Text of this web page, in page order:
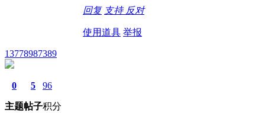
回复 支持 反对
使用道具 举报
13778987389
0
主题
5
帖子
96
积分